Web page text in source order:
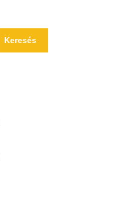
Keresés